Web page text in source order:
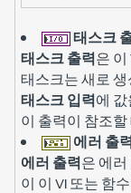
태스크
태스크 출력은
태스크는 새로
태스크 입력에
이 출력이 참조
에러 출
에러 출력은 에
이 이 VI 또는 함